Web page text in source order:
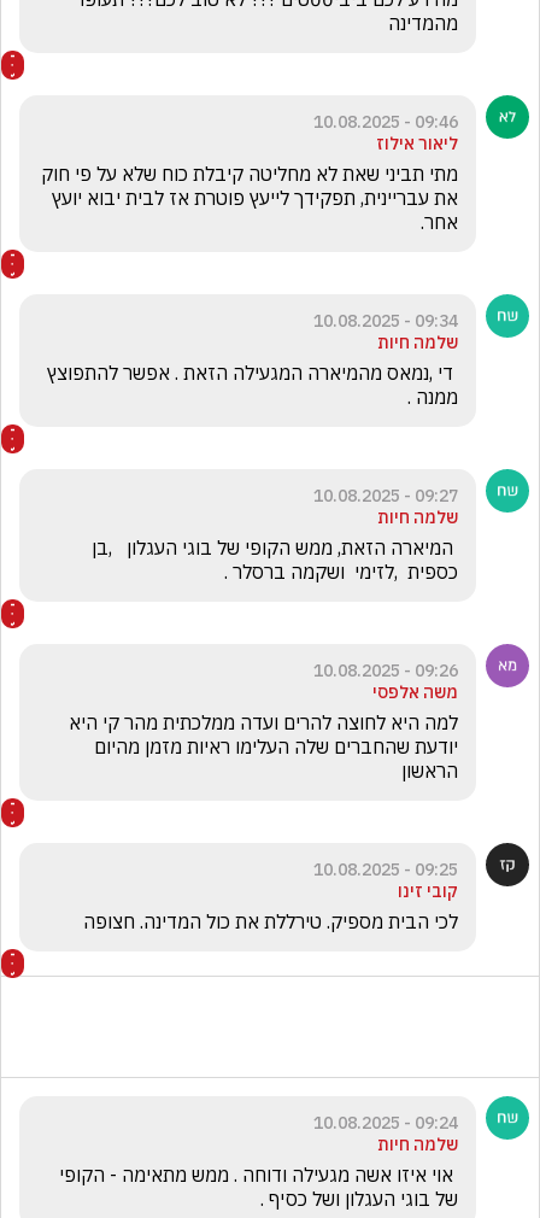
מהמדינה
09:46 - 10.08.2025
ליאור אילוז
אחר.
09:34 - 10.08.2025
שלמה חיות
ממנה .
09:27 - 10.08.2025
שלמה חיות
כספית  ,לזימי  ושקמה ברסלר .
09:26 - 10.08.2025
משה אלפסי
הראשון
09:25 - 10.08.2025
קובי זינו
לכי הבית מספיק. טירללת את כול המדינה. חצופה
09:24 - 10.08.2025
שלמה חיות
של בוגי העגלון ושל כסיף .